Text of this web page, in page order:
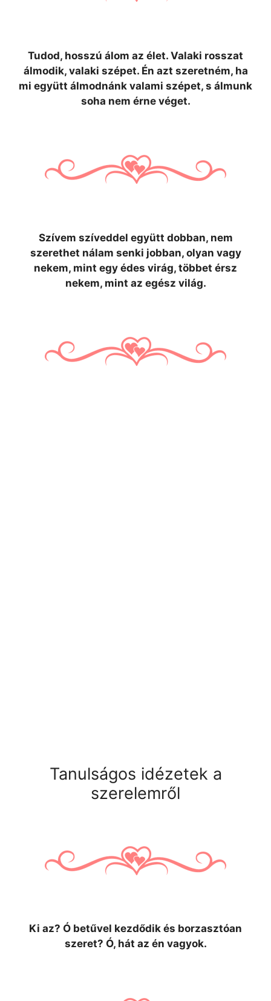
Tudod, hosszú álom az élet. Valaki rosszat
álmodik, valaki szépet. Én azt szeretném, ha
mi együtt álmodnánk valami szépet, s álmunk
soha nem érne véget.
Szívem szíveddel együtt dobban, nem
szerethet nálam senki jobban, olyan vagy
nekem, mint egy édes virág, többet érsz
nekem, mint az egész világ.
Tanulságos idézetek a
szerelemről
Ki az? Ó betűvel kezdődik és borzasztóan
szeret? Ó, hát az én vagyok.